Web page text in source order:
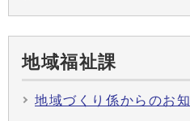
地域福祉課
地域づくり係からのお